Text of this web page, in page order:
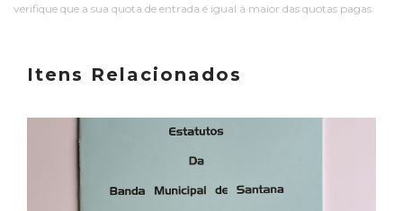
verifique que a sua quota de entrada é igual à maior das quotas pagas.
Itens Relacionados